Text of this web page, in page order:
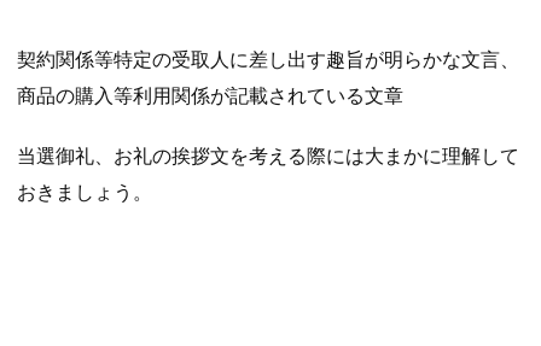
契約関係等特定の受取人に差し出す趣旨が明らかな文言、
商品の購入等利用関係が記載されている文章
当選御礼、お礼の挨拶文を考える際には大まかに理解して
おきましょう。